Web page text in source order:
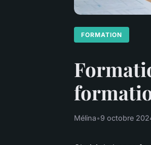
FORMATION
Mélina•9 octobre